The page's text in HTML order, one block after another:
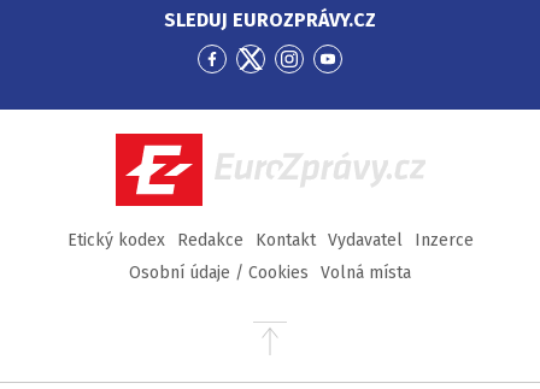
SLEDUJ EUROZPRÁVY.CZ
Přejít
Facebook
Přejít
Twitter
Přejít
Instagram
Přejít
YouTube
EuroZprávy.cz
Etický kodex Redakce Kontakt Vydavatel
Inzerce
Osobní údaje / Cookies
Volná místa
Přejít